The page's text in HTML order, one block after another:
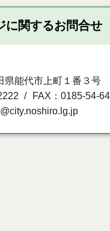
に関するお問合せ
県能代市上町１番３号
FAX：0185-54-